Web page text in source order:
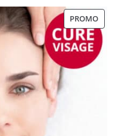
initial
était :
225,00€.
actuel
est :
199,00€.
PROMOPRODUIT
EN